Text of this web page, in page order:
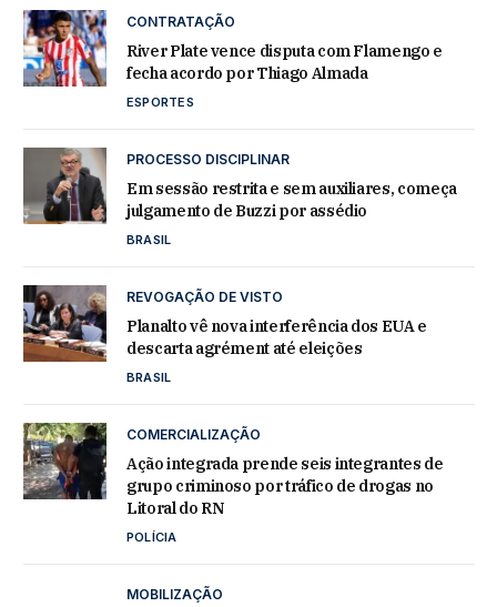
CONTRATAÇÃO
River Plate vence disputa com Flamengo e
fecha acordo por Thiago Almada
ESPORTES
PROCESSO DISCIPLINAR
Em sessão restrita e sem auxiliares, começa
julgamento de Buzzi por assédio
BRASIL
REVOGAÇÃO DE VISTO
Planalto vê nova interferência dos EUA e
descarta agrément até eleições
BRASIL
COMERCIALIZAÇÃO
Ação integrada prende seis integrantes de
grupo criminoso por tráfico de drogas no
Litoral do RN
POLÍCIA
MOBILIZAÇÃO